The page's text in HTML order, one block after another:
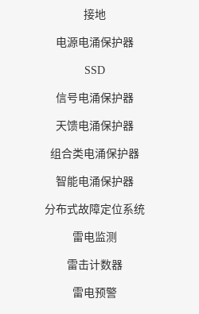
接地
电源电涌保护器
SSD
信号电涌保护器
天馈电涌保护器
组合类电涌保护器
智能电涌保护器
分布式故障定位系统
雷电监测
雷击计数器
雷电预警